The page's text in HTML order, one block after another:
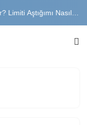
Limiti Aştığımı Nasıl
2026 SKTT Sınırı ve
Başvuru Tarihleri ve